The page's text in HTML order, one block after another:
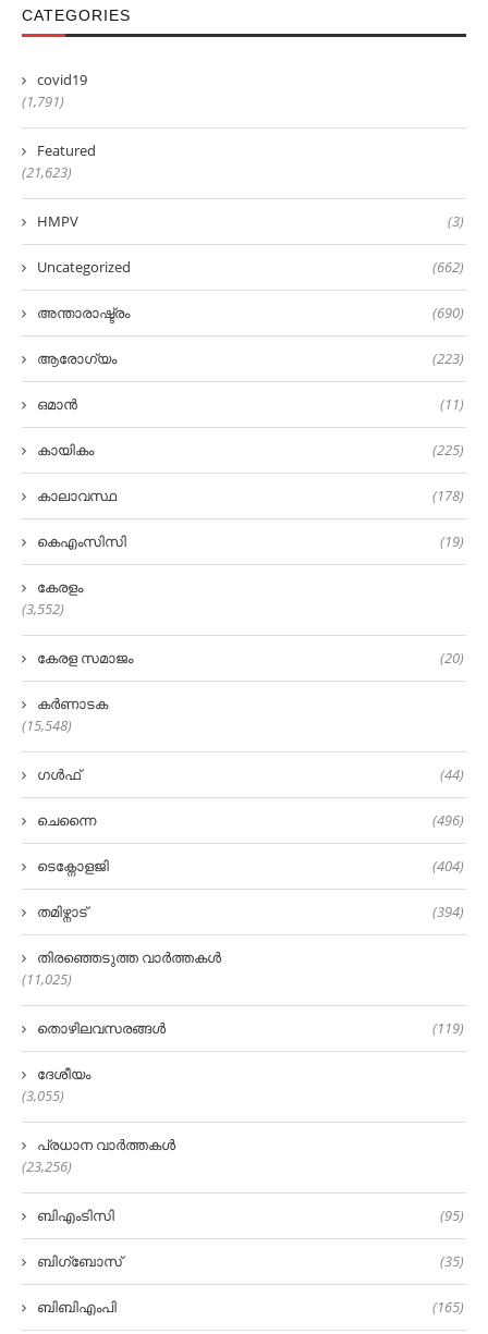
CATEGORIES
covid19
(1,791)
Featured
(21,623)
HMPV (3)
Uncategorized (662)
അന്താരാഷ്ട്രം (690)
ആരോഗ്യം (223)
ഒമാൻ (11)
കായികം (225)
കാലാവസ്ഥ (178)
കെഎംസിസി (19)
കേരളം
(3,552)
കേരള സമാജം (20)
കർണാടക
(15,548)
ഗൾഫ് (44)
ചെന്നൈ (496)
ടെക്നോളജി (404)
തമിഴ്നാട് (394)
തിരഞ്ഞെടുത്ത വാർത്തകൾ
(11,025)
തൊഴിലവസരങ്ങൾ (119)
ദേശീയം
(3,055)
പ്രധാന വാർത്തകൾ
(23,256)
ബിഎംടിസി (95)
ബിഗ്‌ബോസ് (35)
ബിബിഎംപി (165)